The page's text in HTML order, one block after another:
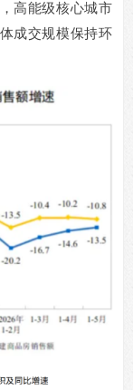
高能级核心城市
成交规模保持环